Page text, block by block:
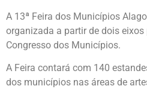
A 13ª Feira dos Municípios
organizada a partir de dois
Congresso dos Municípios.
A Feira contará com 140
dos municípios nas áreas de